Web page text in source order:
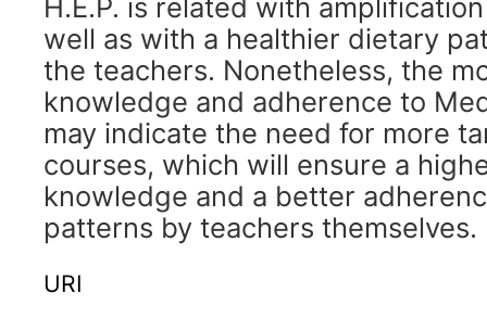
H.E.P. is related with
well as with a healthier dietary
the teachers. Nonetheless, the
knowledge and adherence to
may indicate the need for more
courses, which will ensure a
knowledge and a better
patterns by teachers themselves.
URI